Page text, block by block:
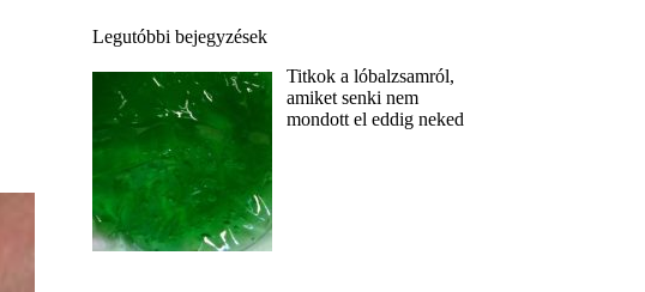
Legutóbbi bejegyzések
Titkok a lóbalzsamról,
amiket senki nem
mondott el eddig neked